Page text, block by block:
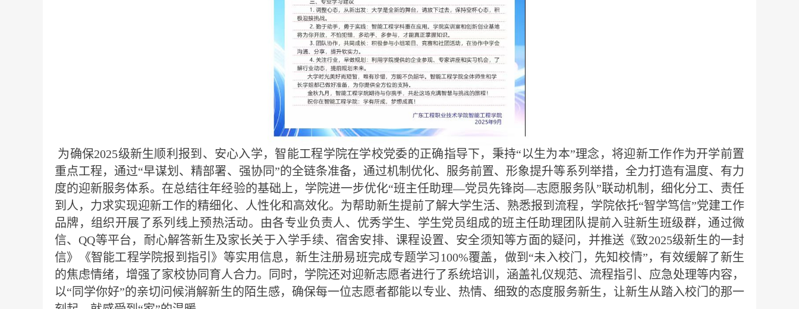
为确保2025级新生顺利报到、安心入学，智能工程学院在学校党委的正确指导下，秉持“以生为本”理念，将迎新工作作为开学前置
重点工程，通过“早谋划、精部署、强协同”的全链条准备，通过机制优化、服务前置、形象提升等系列举措，全力打造有温度、有力
度的迎新服务体系。在总结往年经验的基础上，学院进一步优化“班主任助理—党员先锋岗—志愿服务队”联动机制，细化分工、责任
到人，力求实现迎新工作的精细化、人性化和高效化。为帮助新生提前了解大学生活、熟悉报到流程，学院依托“智学笃信”党建工作
品牌，组织开展了系列线上预热活动。由各专业负责人、优秀学生、学生党员组成的班主任助理团队提前入驻新生班级群，通过微
信、QQ等平台，耐心解答新生及家长关于入学手续、宿舍安排、课程设置、安全须知等方面的疑问，并推送《致2025级新生的一封
信》《智能工程学院报到指引》等实用信息，新生注册易班完成专题学习100%覆盖，做到“未入校门，先知校情”，有效缓解了新生
的焦虑情绪，增强了家校协同育人合力。同时，学院还对迎新志愿者进行了系统培训，涵盖礼仪规范、流程指引、应急处理等内容，
以“同学你好”的亲切问候消解新生的陌生感，确保每一位志愿者都能以专业、热情、细致的态度服务新生，让新生从踏入校门的那一